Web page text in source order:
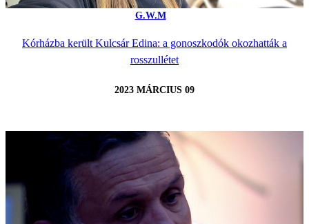
G.W.M
Kórházba került Kulcsár Edina: a gonoszkodók okozhatták a
rosszullétet
2023 MÁRCIUS 09